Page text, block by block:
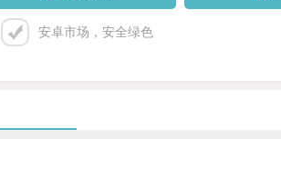
安卓市场，安全绿色